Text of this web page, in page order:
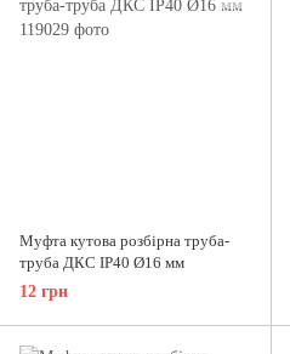
Муфта кутова розбірна труба-
труба ДКС IP40 Ø16 мм
12 грн